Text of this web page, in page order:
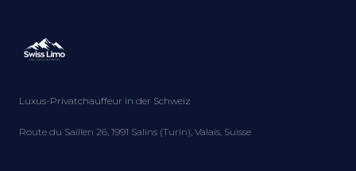
Luxus-Privatchauffeur in der Schweiz
Route du Saillen 26, 1991 Salins (Turin), Valais, Suisse